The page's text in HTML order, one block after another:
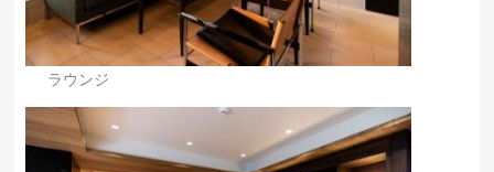
ラウンジ